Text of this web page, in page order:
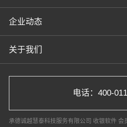
企业动态
关于我们
电话：400-
承德诚越慧泰科技服务有限公司 收银软件 会